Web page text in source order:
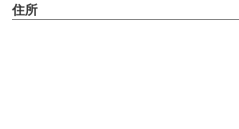
住所